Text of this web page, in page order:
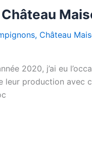
, Château
2020, j’ai eu
production avec